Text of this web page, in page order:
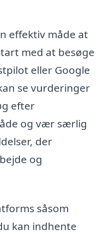
effektiv måde at
med at besøge
eller Google
se vurderinger
efter
og vær særlig
der
og
såsom
kan indhente